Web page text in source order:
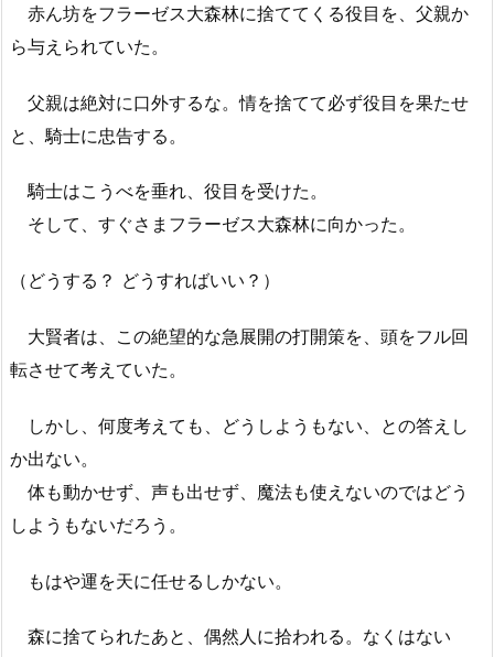
赤ん坊をフラーゼス大森林に捨ててくる役目を、父親か
ら与えられていた。
父親は絶対に口外するな。情を捨てて必ず役目を果たせ
と、騎士に忠告する。
騎士はこうべを垂れ、役目を受けた。
そして、すぐさまフラーゼス大森林に向かった。
（どうする？ どうすればいい？）
大賢者は、この絶望的な急展開の打開策を、頭をフル回
転させて考えていた。
しかし、何度考えても、どうしようもない、との答えし
か出ない。
体も動かせず、声も出せず、魔法も使えないのではどう
しようもないだろう。
もはや運を天に任せるしかない。
森に捨てられたあと、偶然人に拾われる。なくはない